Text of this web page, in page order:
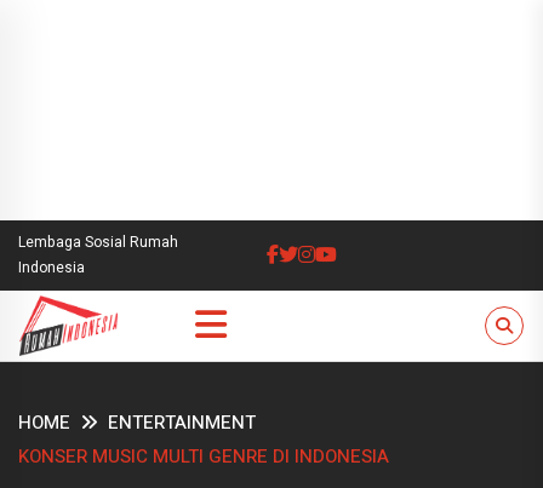
Lembaga Sosial Rumah
Indonesia
HOME
ENTERTAINMENT
KONSER MUSIC MULTI GENRE DI INDONESIA